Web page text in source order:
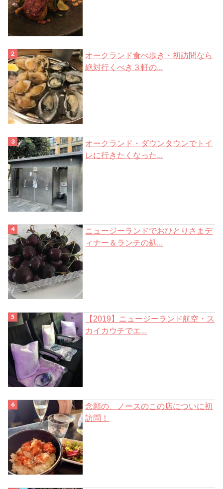
オークランド食べ歩き・初訪問なら
絶対行くべき３軒の...
オークランド・ダウンタウンでトイ
レに行きたくなった...
ニュージーランドでおひとりさまデ
ィナー＆ランチの処...
【2019】ニュージーランド航空・ス
カイカウチでエ...
念願の、ノースのこの店についに初
訪問！